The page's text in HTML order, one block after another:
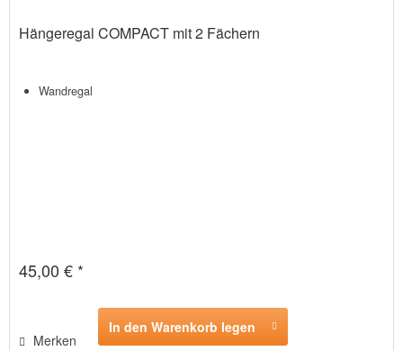
Hängeregal COMPACT mit 2 Fächern
Wandregal
45,00 € *
Merken
In den Warenkorb legen